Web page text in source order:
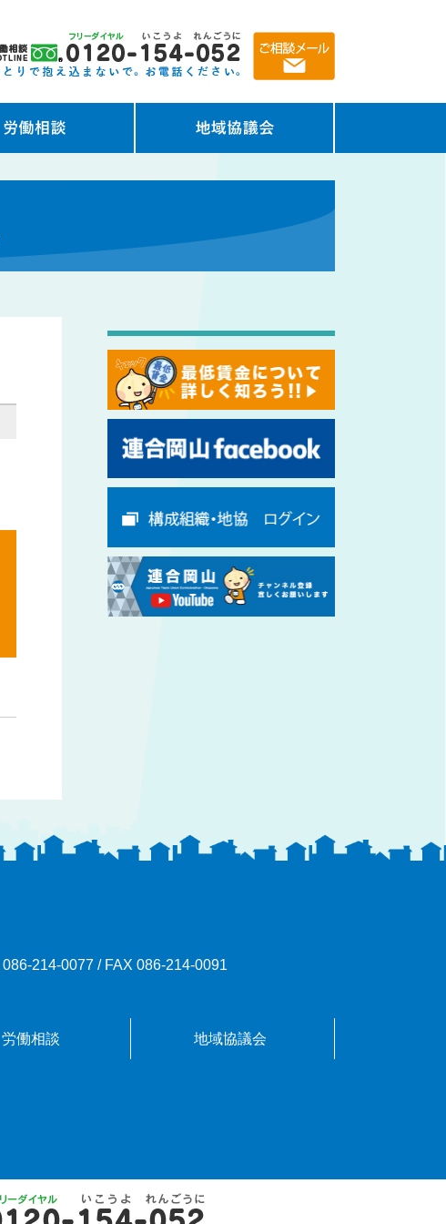
086-214-0077 / FAX 086-214-0091
労働相談 地域協議会